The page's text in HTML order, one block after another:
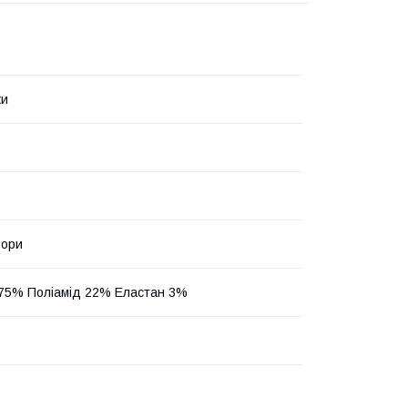
Поліамід 22% Еластан 3%